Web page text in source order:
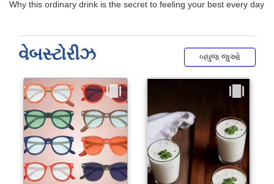
વેબસ્ટોરીઝ બધુજ જુઓ